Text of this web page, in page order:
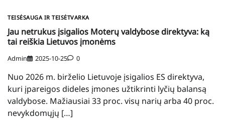
TEISĖSAUGA IR TEISĖTVARKA
Jau netrukus įsigalios Moterų valdybose direktyva: ką
tai reiškia Lietuvos įmonėms
Admin 2025-10-25 0
Nuo 2026 m. birželio Lietuvoje įsigalios ES direktyva,
kuri įpareigos dideles įmones užtikrinti lyčių balansą
valdybose. Mažiausiai 33 proc. visų narių arba 40 proc.
nevykdomųjų […]